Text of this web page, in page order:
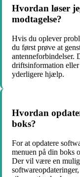
Hvordan løser
modtagelse?
Hvis du oplever
du først prøve at
antenneforbindelser.
driftsinformation
yderligere hjælp.
Hvordan
boks?
For at opdatere
menuen på din boks
Der vil være en